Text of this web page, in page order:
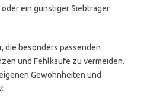
ein günstiger Siebträger
die besonders passenden
und Fehlkäufe zu vermeiden.
Gewohnheiten und